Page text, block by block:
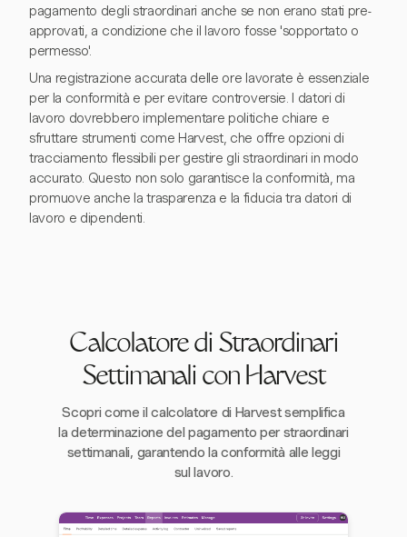
pagamento degli straordinari anche se non erano stati pre-
approvati, a condizione che il lavoro fosse 'sopportato o
permesso'.
Una registrazione accurata delle ore lavorate è essenziale
per la conformità e per evitare controversie. I datori di
lavoro dovrebbero implementare politiche chiare e
sfruttare strumenti come Harvest, che offre opzioni di
tracciamento flessibili per gestire gli straordinari in modo
accurato. Questo non solo garantisce la conformità, ma
promuove anche la trasparenza e la fiducia tra datori di
lavoro e dipendenti.
Calcolatore di Straordinari
Settimanali con Harvest
Scopri come il calcolatore di Harvest semplifica
la determinazione del pagamento per straordinari
settimanali, garantendo la conformità alle leggi
sul lavoro.